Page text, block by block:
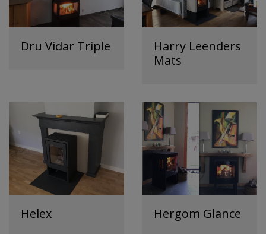
Dru Vidar Triple
Harry Leenders
Mats
Helex Hergom Glance